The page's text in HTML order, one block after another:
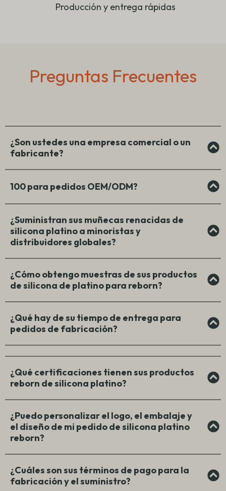
Producción y entrega rápidas
Preguntas Frecuentes
¿Son ustedes una empresa comercial o un
fabricante?
100 para pedidos OEM/ODM?
¿Suministran sus muñecas renacidas de
silicona platino a minoristas y
distribuidores globales?
¿Cómo obtengo muestras de sus productos
de silicona de platino para reborn?
¿Qué hay de su tiempo de entrega para
pedidos de fabricación?
¿Qué certificaciones tienen sus productos
reborn de silicona platino?
¿Puedo personalizar el logo, el embalaje y
el diseño de mi pedido de silicona platino
reborn?
¿Cuáles son sus términos de pago para la
fabricación y el suministro?